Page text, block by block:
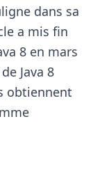
dans sa
a mis fin
8 en mars
Java 8
obtiennent